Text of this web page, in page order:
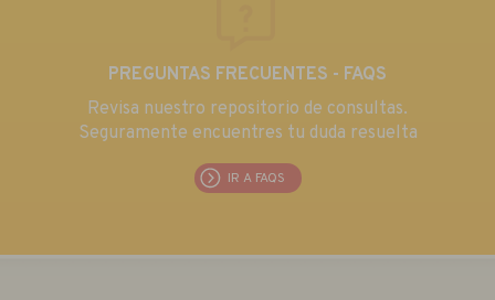
PREGUNTAS FRECUENTES - FAQS
Revisa nuestro repositorio de consultas.
Seguramente encuentres tu duda resuelta
IR A FAQS